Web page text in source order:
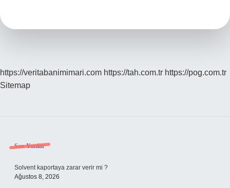
https://veritabanimimari.com https://tah.com.tr https://pog.com.tr
Sitemap
Sidebar
Son Yazılar
Solvent kaportaya zarar verir mi ?
Ağustos 8, 2026